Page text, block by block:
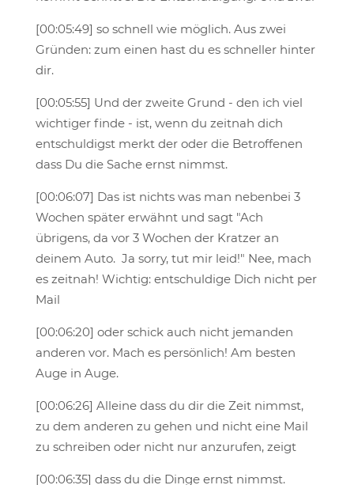
[00:05:49] so schnell wie möglich. Aus zwei
Gründen: zum einen hast du es schneller hinter
dir.
[00:05:55] Und der zweite Grund - den ich viel
wichtiger finde - ist, wenn du zeitnah dich
entschuldigst merkt der oder die Betroffenen
dass Du die Sache ernst nimmst.
[00:06:07] Das ist nichts was man nebenbei 3
Wochen später erwähnt und sagt "Ach
übrigens, da vor 3 Wochen der Kratzer an
deinem Auto. Ja sorry, tut mir leid!" Nee, mach
es zeitnah! Wichtig: entschuldige Dich nicht per
Mail
[00:06:20] oder schick auch nicht jemanden
anderen vor. Mach es persönlich! Am besten
Auge in Auge.
[00:06:26] Alleine dass du dir die Zeit nimmst,
zu dem anderen zu gehen und nicht eine Mail
zu schreiben oder nicht nur anzurufen, zeigt
[00:06:35] dass du die Dinge ernst nimmst.